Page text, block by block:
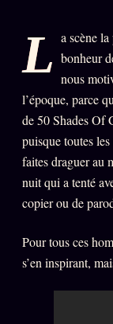
L'ORACLE Z/S
Chat
Oracle z/S
Oracle
L a scène
bonheur
nous
l’époque, parce
de 50 Shades Of
puisque toutes
faites draguer au
nuit qui a tenté
copier ou de
Pour tous ces
s’en inspirant,